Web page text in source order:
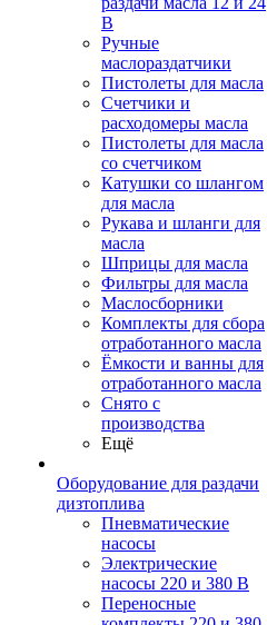
В
Ручные
маслораздатчики
Пистолеты для масла
Счетчики и
расходомеры масла
Пистолеты для масла
со счетчиком
Катушки со шлангом
для масла
Рукава и шланги для
масла
Шприцы для масла
Фильтры для масла
Маслосборники
Комплекты для сбора
отработанного масла
Ёмкости и ванны для
отработанного масла
Снято с
производства
Ещё
Оборудование для раздачи
дизтоплива
Пневматические
насосы
Электрические
насосы 220 и 380 В
Переносные